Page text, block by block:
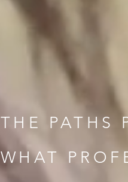
THE PATHS
WHAT